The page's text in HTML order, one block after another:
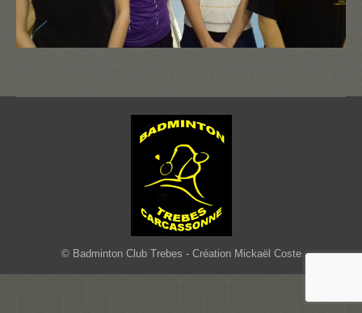
© Badminton Club Trebes - Création Mickaël Coste